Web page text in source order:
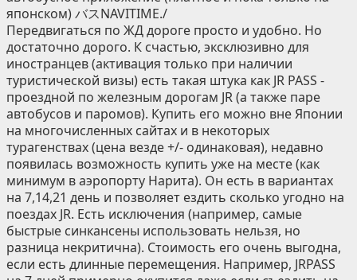
японском) バスNAVITIME./
Передвигаться по ЖД дороге просто и удобно. Но
достаточно дорого. К счастью, эксклюзивно для
иностранцев (активация только при наличии
туристической визы) есть такая штука как JR PASS -
проездной по железным дорогам JR (а также паре
автобусов и паромов). Купить его можно вне Японии
на многочисленных сайтах и в некоторых
турагенствах (цена везде +/- одинаковая), недавно
появилась возможность купить уже на месте (как
минимум в аэропорту Нарита). Он есть в вариантах
на 7,14,21 день и позволяет ездить сколько угодно на
поездах JR. Есть исключения (например, самые
быстрые синкансены использовать нельзя, но
разница некритична). Стоимость его очень выгодна,
если есть длинные перемещения. Например, JRPASS